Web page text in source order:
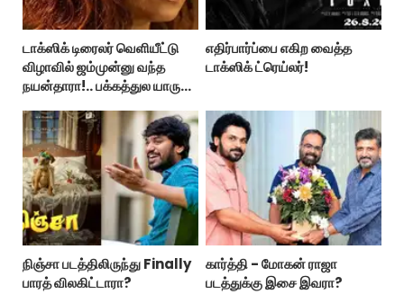
டாக்ஸிக் டிரைலர் வெளியீட்டு
விழாவில் ஜம்முன்னு வந்த
நயன்தாரா!.. பக்கத்துல யாரு
எதிர்பார்ப்பை எகிற வைத்த
டாக்ஸிக் ட்ரெய்லர்!
நிஞ்சா படத்திலிருந்து Finally
பாரத் விலகிட்டாரா?
கார்த்தி - மோகன் ராஜா
படத்துக்கு இசை இவரா?